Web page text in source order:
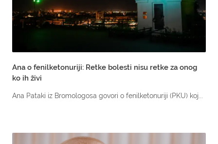
Ana o fenilketonuriji: Retke bolesti nisu retke za onog
ko ih živi
Ana Pataki iz Bromologosa govori o fenilketonuriji (PKU) koj...